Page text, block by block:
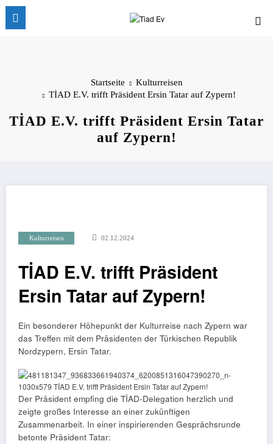
Zum
Inhalt
springen
Startseite
Kulturreisen
TİAD E.V. trifft Präsident Ersin Tatar auf Zypern!
TİAD E.V. trifft Präsident Ersin Tatar
auf Zypern!
Kulturreisen 02.12.2024
TİAD E.V. trifft Präsident
Ersin Tatar auf Zypern!
Ein besonderer Höhepunkt der Kulturreise nach Zypern war
das Treffen mit dem Präsidenten der Türkischen Republik
Nordzypern, Ersin Tatar.
Der Präsident empfing die TİAD-Delegation herzlich und
zeigte großes Interesse an einer zukünftigen
Zusammenarbeit. In einer inspirierenden Gesprächsrunde
betonte Präsident Tatar: